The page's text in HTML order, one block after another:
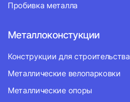
Пробивка металла
Металлоконстукции
Конструкции для строительства
Металлические велопарковки
Металлические опоры